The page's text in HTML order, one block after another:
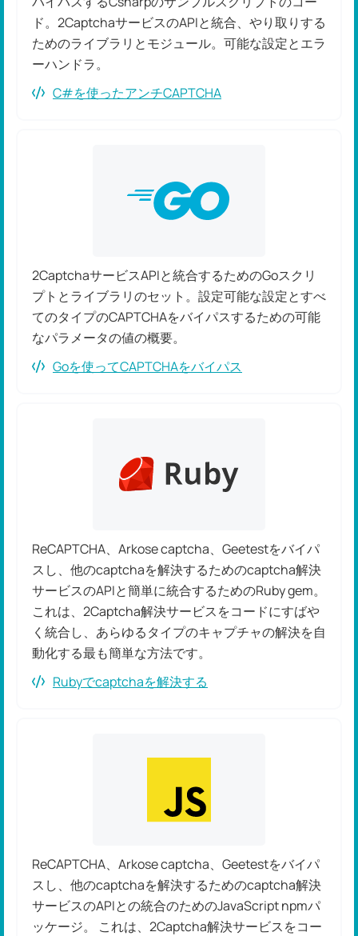
ド。2CaptchaサービスのAPIと統合、やり取りする
ためのライブラリとモジュール。可能な設定とエラ
ーハンドラ。
C#を使ったアンチCAPTCHA
2CaptchaサービスAPIと統合するためのGoスクリ
プトとライブラリのセット。設定可能な設定とすべ
てのタイプのCAPTCHAをバイパスするための可能
なパラメータの値の概要。
Goを使ってCAPTCHAをバイパス
ReCAPTCHA、Arkose captcha、Geetestをバイパ
スし、他のcaptchaを解決するためのcaptcha解決
サービスのAPIと簡単に統合するためのRuby gem。
これは、2Captcha解決サービスをコードにすばや
く統合し、あらゆるタイプのキャプチャの解決を自
動化する最も簡単な方法です。
Rubyでcaptchaを解決する
ReCAPTCHA、Arkose captcha、Geetestをバイパ
スし、他のcaptchaを解決するためのcaptcha解決
サービスのAPIとの統合のためのJavaScript npmパ
ッケージ。 これは、2Captcha解決サービスをコー